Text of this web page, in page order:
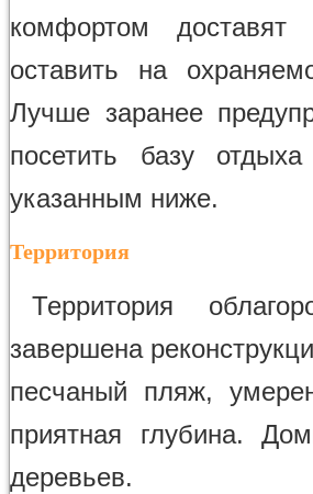
комфортом
оставить на
Лучше заранее
посетить базу
указанным ниже.
Территория
Территория
завершена
песчаный пляж,
приятная глубина.
деревьев.